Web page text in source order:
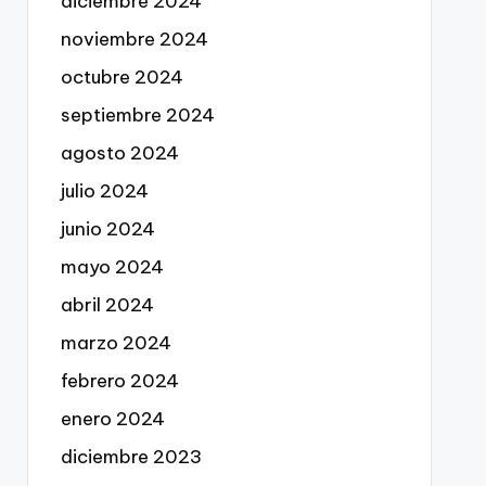
noviembre 2024
octubre 2024
septiembre 2024
agosto 2024
julio 2024
junio 2024
mayo 2024
abril 2024
marzo 2024
febrero 2024
enero 2024
diciembre 2023